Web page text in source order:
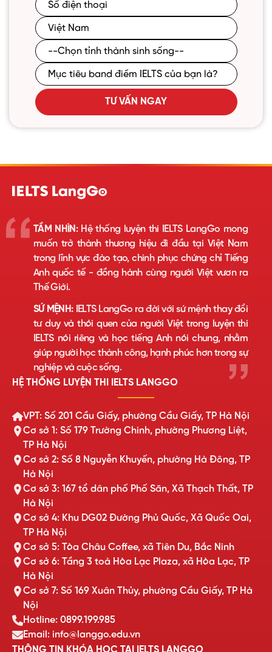
TƯ VẤN NGAY
TẦM NHÌN:Hệ thống luyện thi IELTS LangGo mong
muốn trở thành thương hiệu đi đầu tại Việt Nam
trong lĩnh vực đào tạo, chinh phục chứng chỉ Tiếng
Anh quốc tế - đồng hành cùng người Việt vươn ra
Thế Giới.
SỨ MỆNH:IELTS LangGo ra đời với sứ mệnh thay đổi
tư duy và thói quen của người Việt trong luyện thi
IELTS nói riêng và học tiếng Anh nói chung, nhằm
giúp người học thành công, hạnh phúc hơn trong sự
nghiệp và cuộc sống.
HỆ THỐNG LUYỆN THI IELTS LANGGO
VPT: Số 201 Cầu Giấy, phường Cầu Giấy, TP Hà Nội
Cơ sở 1: Số 179 Trường Chinh, phường Phương Liệt,
TP Hà Nội
Cơ sở 2: Số 8 Nguyễn Khuyến, phường Hà Đông, TP
Hà Nội
Cơ sở 3: 167 tổ dân phố Phố Săn, Xã Thạch Thất, TP
Hà Nội
Cơ sở 4: Khu DG02 Đường Phủ Quốc, Xã Quốc Oai,
TP Hà Nội
Cơ sở 5: Tòa Châu Coffee, xã Tiên Du, Bắc Ninh
Cơ sở 6: Tầng 3 toà Hòa Lạc Plaza, xã Hòa Lạc, TP
Hà Nội
Cơ sở 7: Số 169 Xuân Thủy, phường Cầu Giấy, TP Hà
Nội
Hotline: 0899.199.985
Email: info@langgo.edu.vn